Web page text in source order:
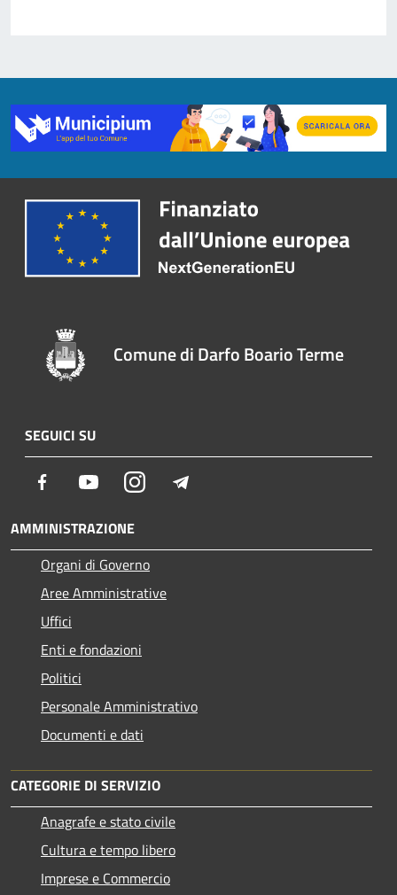
Comune di Darfo Boario Terme
SEGUICI SU
Facebook YoutubeInstagram
AMMINISTRAZIONE
Organi di Governo
Aree Amministrative
Uffici
Enti e fondazioni
Politici
Personale Amministrativo
Documenti e dati
CATEGORIE DI SERVIZIO
Anagrafe e stato civile
Cultura e tempo libero
Imprese e Commercio